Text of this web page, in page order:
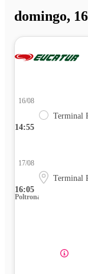
domingo,
14:55
16/08
Terminal
16:05
17/08
Terminal
Poltrona